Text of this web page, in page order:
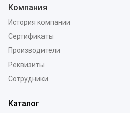
Компания
История компании
Сертификаты
Производители
Реквизиты
Сотрудники
Каталог